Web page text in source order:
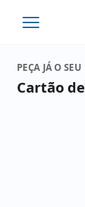
PEÇA JÁ O SEU
Cartão